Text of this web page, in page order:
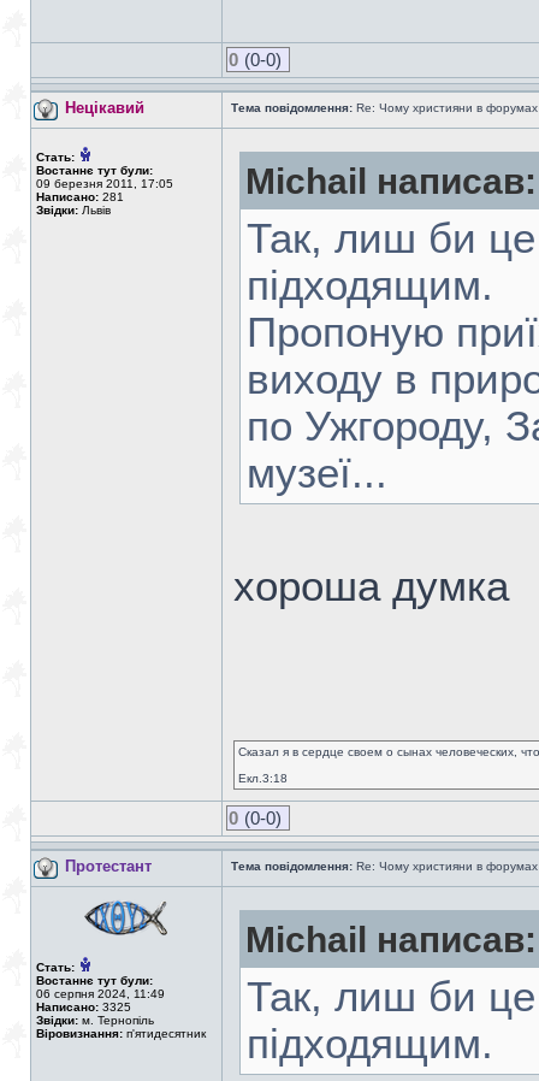
0 (0-0)
Нецікавий Тема повідомлення: Re: Чому християни в форумах
Стать:
Востаннє тут були:
09 березня 2011, 17:05
Написано: 281
Звідки: Львів
Michail написав:
Так, лиш би
підходящим.
Пропоную
виходу в
по Ужгороду,
музеї...
хороша думка
Сказал я в сердце своем о сынах человеческих,
Екл.3:18
0 (0-0)
Протестант Тема повідомлення: Re: Чому християни в форумах
Стать:
Востаннє тут були:
06 серпня 2024, 11:49
Написано: 3325
Звідки: м. Тернопіль
Віровизнання: п'ятидесятник
Michail написав:
Так, лиш би
підходящим.